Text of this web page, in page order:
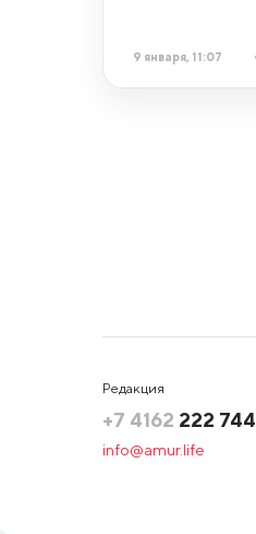
9 января, 11:07
Редакция
+7 4162 222 744
info@amur.life